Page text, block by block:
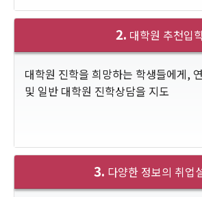
2. 대학원 추천입
대학원 진학을 희망하는 학생들에게,
및 일반 대학원 진학상담을 지도
3. 다양한 정보의 취업